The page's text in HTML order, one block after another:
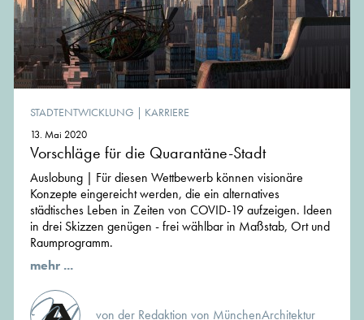
STADTENTWICKLUNG | KARRIERE
13. Mai 2020
Vorschläge für die Quarantäne-Stadt
Auslobung | Für diesen Wettbewerb können visionäre
Konzepte eingereicht werden, die ein alternatives
städtisches Leben in Zeiten von COVID-19 aufzeigen. Ideen
in drei Skizzen genügen - frei wählbar in Maßstab, Ort und
Raumprogramm.
mehr ...
von der Redaktion von MünchenArchitektur